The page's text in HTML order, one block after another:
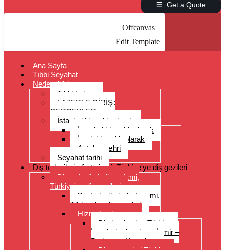
Get a Quote
Offcanvas
Edit Template
Ana Sayfa
Tıbbi Seyahat
Neden Türkiye
Tıbbi turizm
LAZERLE GİRİŞ:
GERÇEKLER
İstanbul bir şehir olarak
İstanbul bir şehir olarak
İzmir bir şehir olarak
Antalya şehri
Seyahat tarihi
Diş tedavileri, diş turizmi, Türkiye'ye diş gezileri
Diş tedavileri, diş turizmi,
Türkiye'ye diş gezileri
Diş tedavileri, diş turizmi,
Türkiye’ye diş gezileri
Hizmet yelpazesi
Diş implantları Türkiye –
İstanbul – Antalya – İzmir –
Bodrum – Kuşadası